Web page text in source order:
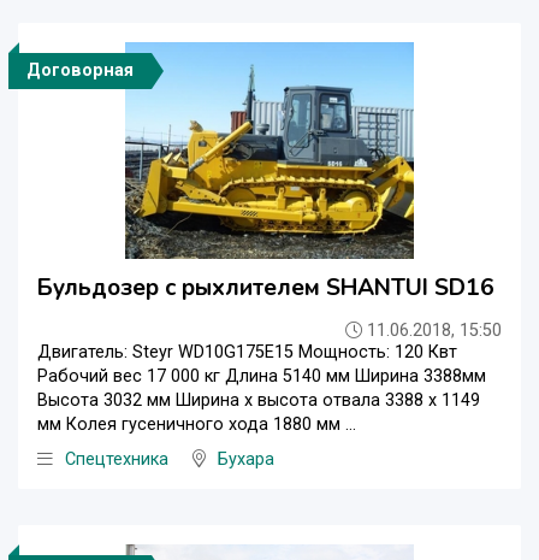
Договорная
Бульдозер с рыхлителем SHANTUI SD16
11.06.2018, 15:50
Двигатель: Steyr WD10G175E15 Мощность: 120 Квт
Рабочий вес 17 000 кг Длина 5140 мм Ширина 3388мм
Высота 3032 мм Ширина х высота отвала 3388 х 1149
мм Колея гусеничного хода 1880 мм ...
Спецтехника
Бухара